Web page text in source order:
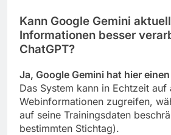
Kann Google Gemini
Informationen besser
ChatGPT?
Ja, Google Gemini hat hier
Das System kann in Echtzeit auf
Webinformationen zugreifen,
auf seine Trainingsdaten
bestimmten Stichtag).